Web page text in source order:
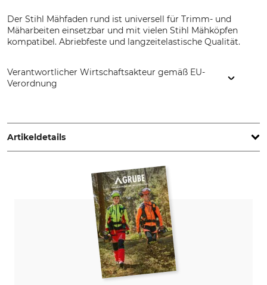
Der Stihl Mähfaden rund ist universell für Trimm- und
Mäharbeiten einsetzbar und mit vielen Stihl Mähköpfen
kompatibel. Abriebfeste und langzeitelastische Qualität.
Verantwortlicher Wirtschaftsakteur gemäß EU-
Verordnung
64807 Dieburg, Germany, www.stihl.de
Artikeldetails
Marke
Stihl
Modellbezeichnung
rund, hellgrün 2 mm
Farbe
hellgrün
Fadenstärke